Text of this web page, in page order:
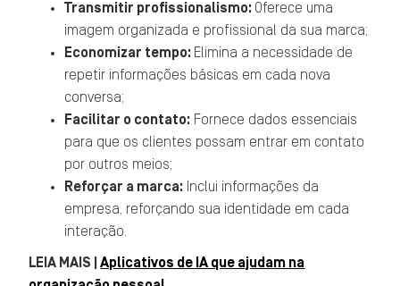
Transmitir profissionalismo: Oferece uma
imagem organizada e profissional da sua marca;
Economizar tempo: Elimina a necessidade de
repetir informações básicas em cada nova
conversa;
Facilitar o contato: Fornece dados essenciais
para que os clientes possam entrar em contato
por outros meios;
Reforçar a marca: Inclui informações da
empresa, reforçando sua identidade em cada
interação.
LEIA MAIS |Aplicativos de IA que ajudam na